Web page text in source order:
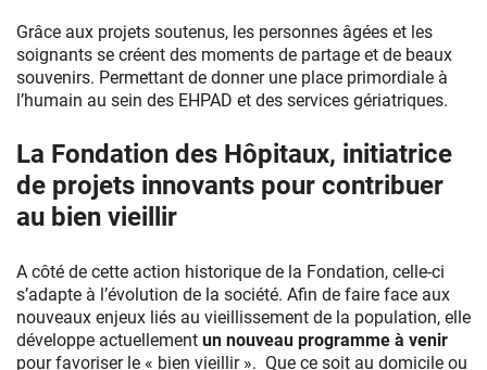
Grâce aux projets soutenus, les personnes âgées et les
soignants se créent des moments de partage et de beaux
souvenirs. Permettant de donner une place primordiale à
l’humain au sein des EHPAD et des services gériatriques.
La Fondation des Hôpitaux, initiatrice
de projets innovants pour contribuer
au bien vieillir
A côté de cette action historique de la Fondation, celle-ci
s’adapte à l’évolution de la société. Afin de faire face aux
nouveaux enjeux liés au vieillissement de la population, elle
développe actuellement un nouveau programme à venir
pour favoriser le « bien vieillir ». Que ce soit au domicile ou